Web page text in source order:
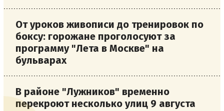
От уроков живописи до тренировок по
боксу: горожане проголосуют за
программу "Лета в Москве" на
бульварах
В районе "Лужников" временно
перекроют несколько улиц 9 августа